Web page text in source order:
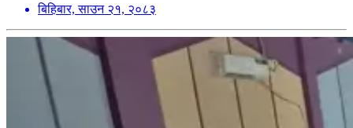
बिहिबार, साउन २१, २०८३